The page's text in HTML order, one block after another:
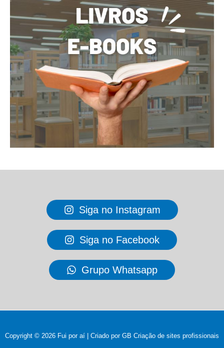
Siga no Instagram
Siga no Facebook
Grupo Whatsapp
Copyright © 2026 Fui por aí | Criado por GB Criação de sites profissionais